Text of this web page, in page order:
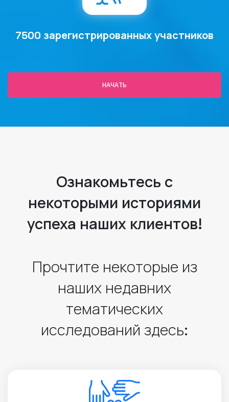
7500 зарегистрированных участников
НАЧАТЬ
Ознакомьтесь с
некоторыми историями
успеха наших клиентов!
Прочтите некоторые из
наших недавних
тематических
исследований здесь: